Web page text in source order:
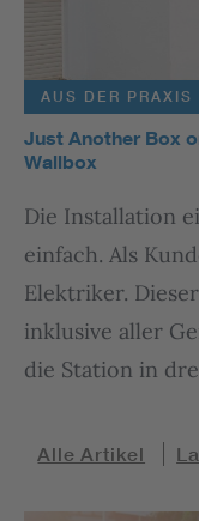
AUS DER PRAXIS
Just Another Box
Wallbox
Die Installation
einfach. Als
Elektriker.
inklusive aller
die Station in
Alle Artikel